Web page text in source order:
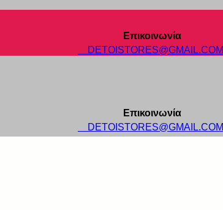
Επικοινωνία
DETOISTORES@GMAIL.COM
Επικοινωνία
DETOISTORES@GMAIL.COM